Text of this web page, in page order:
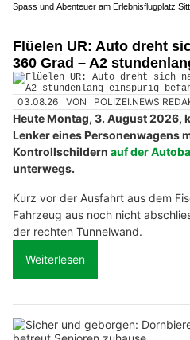
Spass und Abenteuer am Erlebnisflugplatz
Flüelen UR: Auto dreht
360 Grad – A2
03.08.26 VON POLIZEI.NEWS
Heute Montag, 3. August 2026,
Lenker eines Personenwagens
Kontrollschildern auf der
unterwegs.
Kurz vor der Ausfahrt aus dem
Fahrzeug aus noch nicht
der rechten Tunnelwand.
Weiterlesen